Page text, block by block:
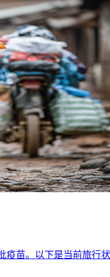
苗。以下是当前旅行